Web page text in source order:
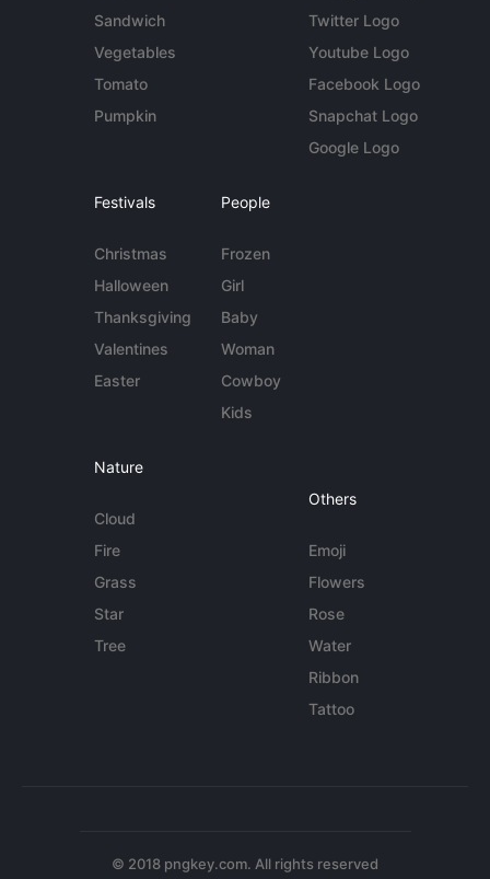
Sandwich
Vegetables
Tomato
Pumpkin
Twitter Logo
Youtube Logo
Facebook Logo
Snapchat Logo
Google Logo
Festivals
Christmas
Halloween
Thanksgiving
Valentines
Easter
People
Frozen
Girl
Baby
Woman
Cowboy
Kids
Nature
Cloud
Fire
Grass
Star
Tree
Others
Emoji
Flowers
Rose
Water
Ribbon
Tattoo
© 2018 pngkey.com. All rights reserved